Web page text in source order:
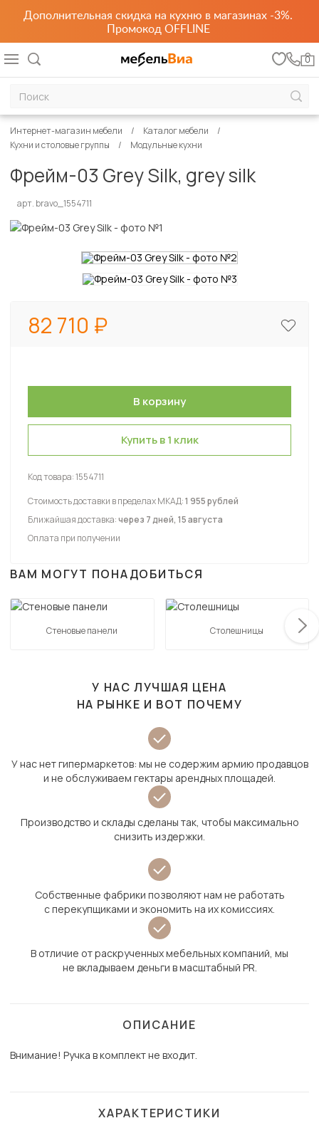
Дополнительная скидка на кухню в магазинах -3%.
Промокод OFFLINE
0
Интернет-магазин мебели
Каталог мебели
Кухни и столовые группы
Модульные кухни
Фрейм-03 Grey Silk, grey silk
арт. bravo_1554711
82 710
Купить в 1 клик
Код товара:1554711
Стоимость доставки в пределах МКАД:1 955 рублей
Ближайшая доставка:через 7 дней, 15 августа
Оплата при получении
ВАМ МОГУТ ПОНАДОБИТЬСЯ
Стеновые панели Столешницы
У НАС ЛУЧШАЯ ЦЕНА
НА РЫНКЕ И ВОТ ПОЧЕМУ
У нас нет гипермаркетов: мы не содержим армию продавцов
и не обслуживаем гектары арендных площадей.
Производство и склады сделаны так, чтобы максимально
снизить издержки.
Собственные фабрики позволяют нам не работать
с перекупщиками и экономить на их комиссиях.
В отличие от раскрученных мебельных компаний, мы
не вкладываем деньги в масштабный PR.
ОПИСАНИЕ
Внимание! Ручка в комплект не входит.
ХАРАКТЕРИСТИКИ